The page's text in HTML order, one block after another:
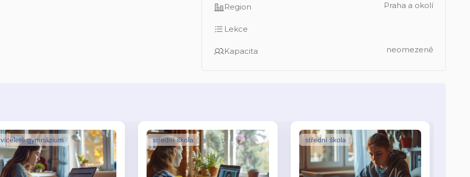
Region Praha a okolí
Lekce
Kapacita neomezeně
víceleté gymnázium střední škola střední škola